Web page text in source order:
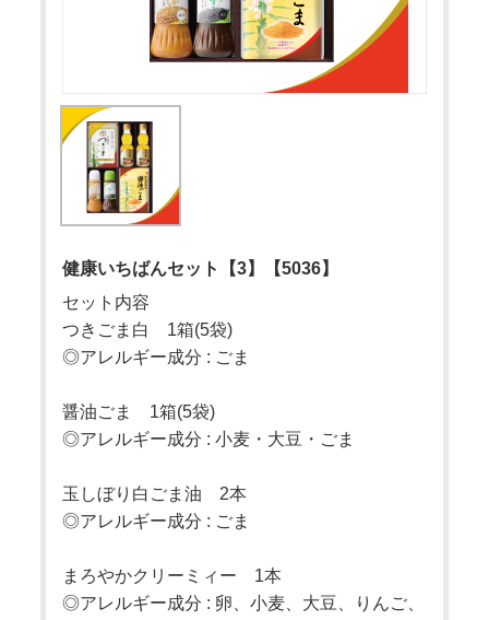
健康いちばんセット【3】【5036】
セット内容
つきごま白 1箱(5袋)
◎アレルギー成分 : ごま
醤油ごま 1箱(5袋)
◎アレルギー成分 : 小麦・大豆・ごま
玉しぼり白ごま油 2本
◎アレルギー成分 : ごま
まろやかクリーミィー 1本
◎アレルギー成分 : 卵、小麦、大豆、りんご、